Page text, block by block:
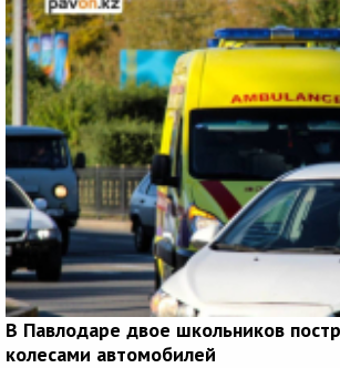
В Павлодаре двое школьников
колесами автомобилей